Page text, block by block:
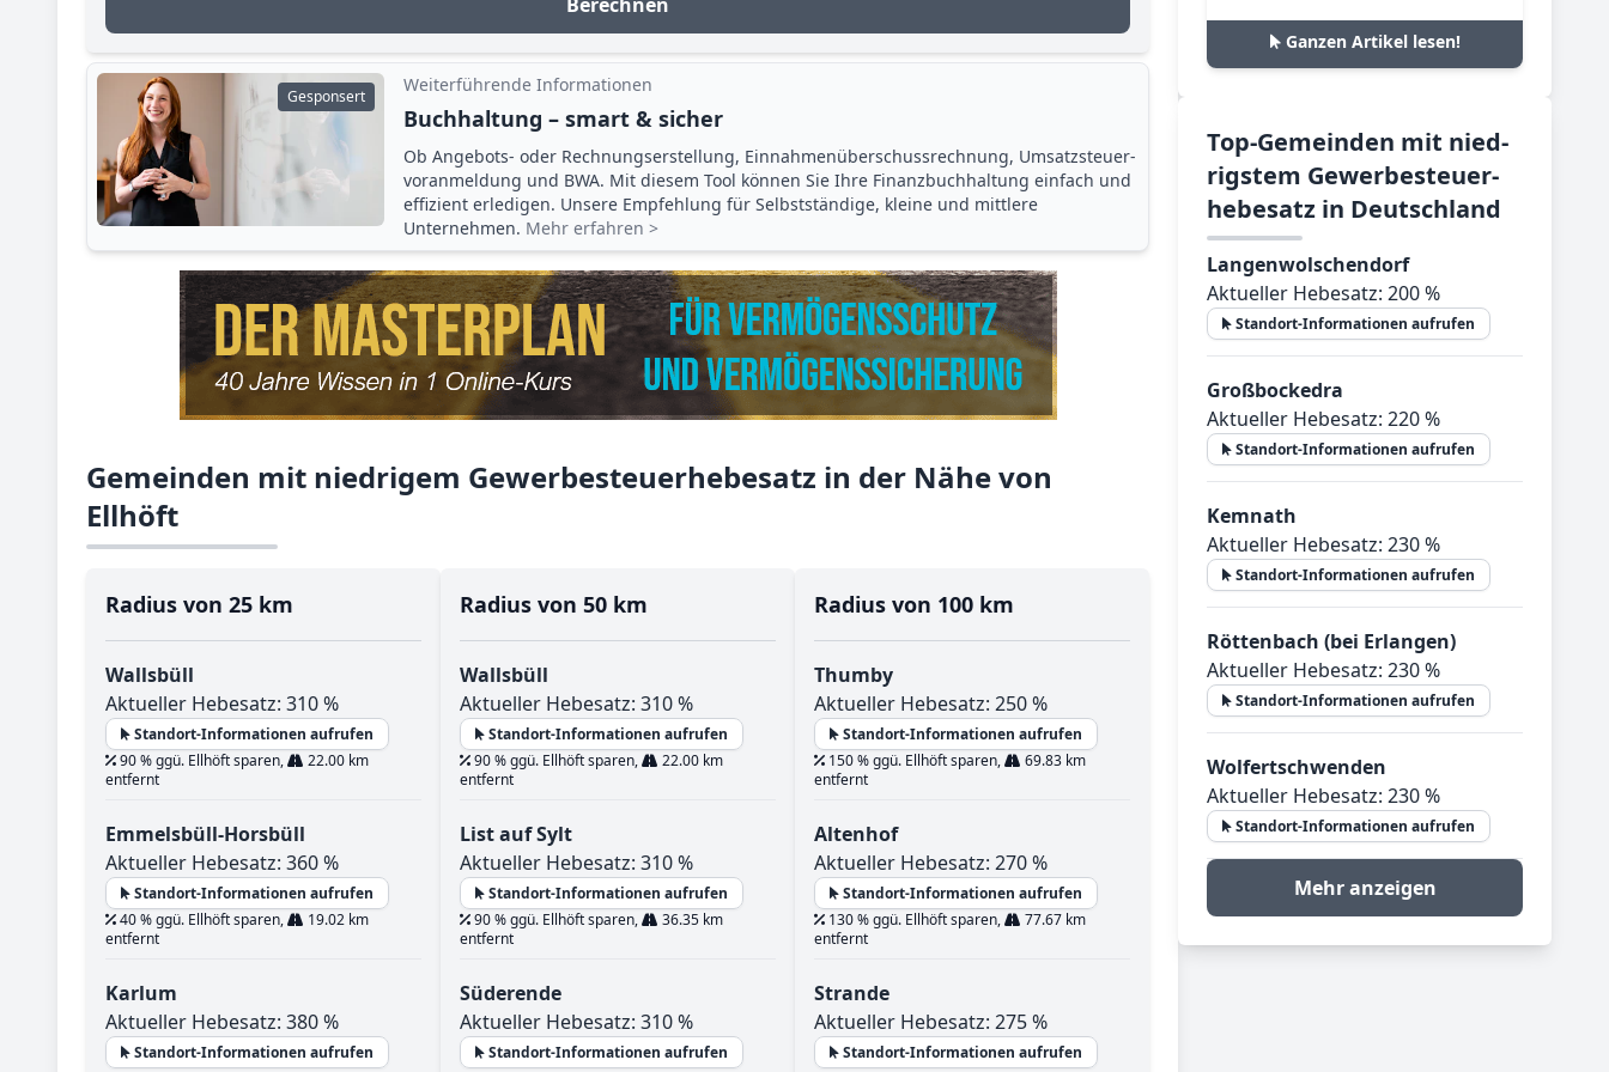
Gesponsert
Weiterführende Informationen
Buchhaltung – smart & sicher
Ob Angebots- oder Rechnungserstellung, Einnahmenüberschuss­rechnung, Umsatzsteuer­
voranmeldung und BWA. Mit diesem Tool können Sie Ihre Finanz­buchhaltung einfach und
effizient erledigen. Unsere Empfehlung für Selbstständige, kleine und mittlere
Unternehmen. Mehr erfahren >
Gemeinden mit niedrigem Gewerbesteuerhebesatz in der Nähe von
Ellhöft
Radius von 25 km
Wallsbüll
Aktueller Hebesatz: 310 %
Standort-Informationen aufrufen
90 % ggü. Ellhöft sparen,
22.00 km
entfernt
Emmelsbüll-Horsbüll
Aktueller Hebesatz: 360 %
Standort-Informationen aufrufen
40 % ggü. Ellhöft sparen,
19.02 km
entfernt
Karlum
Aktueller Hebesatz: 380 %
Standort-Informationen aufrufen
Radius von 50 km
Wallsbüll
Aktueller Hebesatz: 310 %
Standort-Informationen aufrufen
90 % ggü. Ellhöft sparen,
22.00 km
entfernt
List auf Sylt
Aktueller Hebesatz: 310 %
Standort-Informationen aufrufen
90 % ggü. Ellhöft sparen,
36.35 km
entfernt
Süderende
Aktueller Hebesatz: 310 %
Standort-Informationen aufrufen
Radius von 100 km
Thumby
Aktueller Hebesatz: 250 %
Standort-Informationen aufrufen
150 % ggü. Ellhöft sparen,
69.83 km
entfernt
Altenhof
Aktueller Hebesatz: 270 %
Standort-Informationen aufrufen
130 % ggü. Ellhöft sparen,
77.67 km
entfernt
Strande
Aktueller Hebesatz: 275 %
Standort-Informationen aufrufen
Ganzen Artikel lesen!
Top-­Ge­mein­den mit nied­
rig­stem Ge­wer­be­steu­er­
he­be­satz in Deutsch­land
Langenwolschendorf
Aktueller Hebesatz: 200 %
Standort-Informationen aufrufen
Großbockedra
Aktueller Hebesatz: 220 %
Standort-Informationen aufrufen
Kemnath
Aktueller Hebesatz: 230 %
Standort-Informationen aufrufen
Röttenbach (bei Erlangen)
Aktueller Hebesatz: 230 %
Standort-Informationen aufrufen
Wolfertschwenden
Aktueller Hebesatz: 230 %
Standort-Informationen aufrufen
Mehr anzeigen